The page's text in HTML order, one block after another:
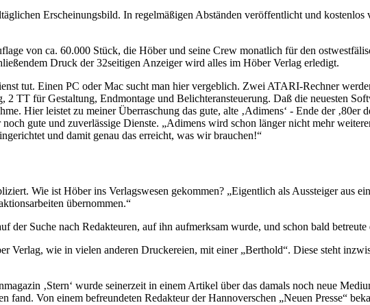
Erscheinungsbild. In regelmäßigen Abständen veröffentlicht und
von ca. 60.000 Stück, die Höber und seine Crew monatlich für den
Druck der 32seitigen Anzeiger wird alles im Höber Verlag erledigt.
tut. Einen PC oder Mac sucht man hier vergeblich. Zwei ATARI-Rechner
TT für Gestaltung, Endmontage und Belichteransteuerung. Daß die neuesten
Hier leistet zu meiner Überraschung das gute, alte ‚Adimens‘ - Ende der
gute und zuverlässige Dienste. „Adimens wird schon länger nicht mehr
und damit genau das erreicht, was wir brauchen!“
Wie ist Höber ins Verlagswesen gekommen? „Eigentlich als Aussteiger aus
übernommen.“
der Suche nach Redakteuren, auf ihn aufmerksam wurde, und schon bald
Verlag, wie in vielen anderen Druckereien, mit einer „Berthold“. Diese steht
‚Stern‘ wurde seinerzeit in einem Artikel über das damals noch neue
fand. Von einem befreundeten Redakteur der Hannoverschen „Neuen Presse“